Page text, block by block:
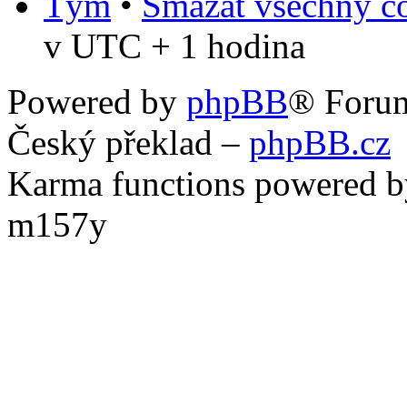
v UTC + 1 hodina
Powered by phpBB®
Český překlad – phpBB.cz
Karma functions powered
m157y